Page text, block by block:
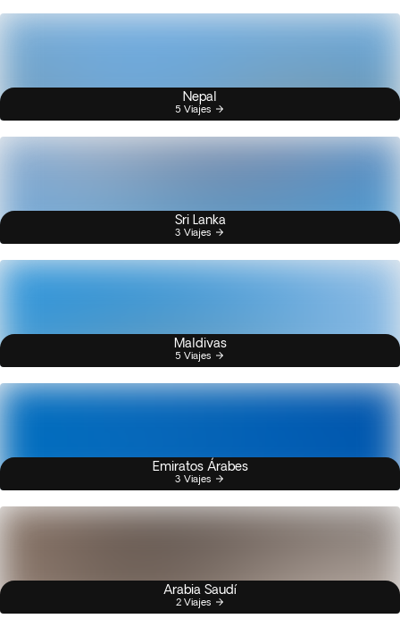
Nepal
5 Viajes
Sri Lanka
3 Viajes
Maldivas
5 Viajes
Emiratos Árabes
3 Viajes
Arabia Saudí
2 Viajes